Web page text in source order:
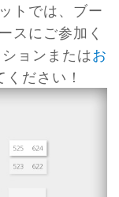
トでは、ブー
スにご参加く
ョンまたはお
ださい！